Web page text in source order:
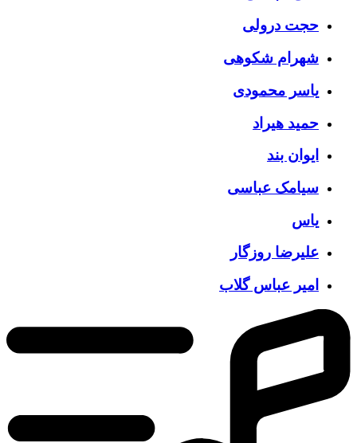
حجت درولی
شهرام شکوهی
یاسر محمودی
حمید هیراد
ایوان بند
سیامک عباسی
یاس
علیرضا روزگار
امیر عباس گلاب